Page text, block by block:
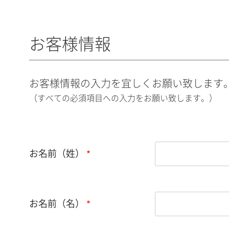
お客様情報
お客様情報の入力を宜しくお願い致します
（すべての必須項目への入力をお願い致します。）
お名前（姓）
お名前（名）